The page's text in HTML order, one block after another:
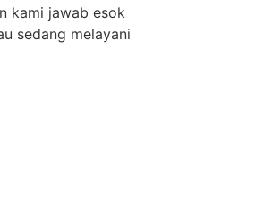
kami jawab esok
sedang melayani